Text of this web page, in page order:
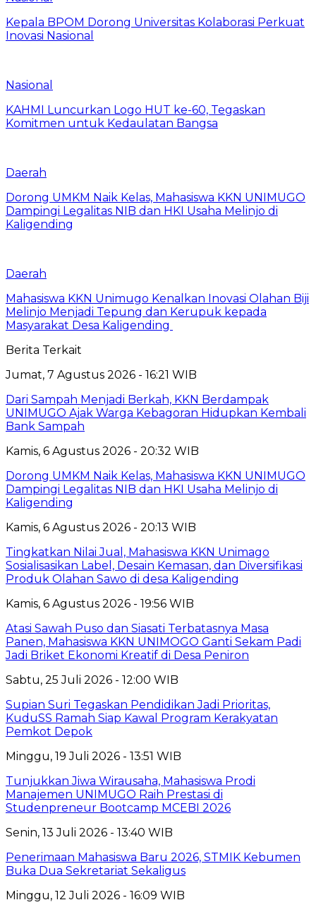
Kepala BPOM Dorong Universitas Kolaborasi Perkuat
Inovasi Nasional
Nasional
KAHMI Luncurkan Logo HUT ke-60, Tegaskan
Komitmen untuk Kedaulatan Bangsa
Daerah
Dorong UMKM Naik Kelas, Mahasiswa KKN UNIMUGO
Dampingi Legalitas NIB dan HKI Usaha Melinjo di
Kaligending
Daerah
Mahasiswa KKN Unimugo Kenalkan Inovasi Olahan Biji
Melinjo Menjadi Tepung dan Kerupuk kepada
Masyarakat Desa Kaligending
Berita Terkait
Jumat, 7 Agustus 2026 - 16:21 WIB
Dari Sampah Menjadi Berkah, KKN Berdampak
UNIMUGO Ajak Warga Kebagoran Hidupkan Kembali
Bank Sampah
Kamis, 6 Agustus 2026 - 20:32 WIB
Dorong UMKM Naik Kelas, Mahasiswa KKN UNIMUGO
Dampingi Legalitas NIB dan HKI Usaha Melinjo di
Kaligending
Kamis, 6 Agustus 2026 - 20:13 WIB
Tingkatkan Nilai Jual, Mahasiswa KKN Unimago
Sosialisasikan Label, Desain Kemasan, dan Diversifikasi
Produk Olahan Sawo di desa Kaligending
Kamis, 6 Agustus 2026 - 19:56 WIB
Atasi Sawah Puso dan Siasati Terbatasnya Masa
Panen, Mahasiswa KKN UNIMOGO Ganti Sekam Padi
Jadi Briket Ekonomi Kreatif di Desa Peniron
Sabtu, 25 Juli 2026 - 12:00 WIB
Supian Suri Tegaskan Pendidikan Jadi Prioritas,
KuduSS Ramah Siap Kawal Program Kerakyatan
Pemkot Depok
Minggu, 19 Juli 2026 - 13:51 WIB
Tunjukkan Jiwa Wirausaha, Mahasiswa Prodi
Manajemen UNIMUGO Raih Prestasi di
Studenpreneur Bootcamp MCEBI 2026
Senin, 13 Juli 2026 - 13:40 WIB
Penerimaan Mahasiswa Baru 2026, STMIK Kebumen
Buka Dua Sekretariat Sekaligus
Minggu, 12 Juli 2026 - 16:09 WIB